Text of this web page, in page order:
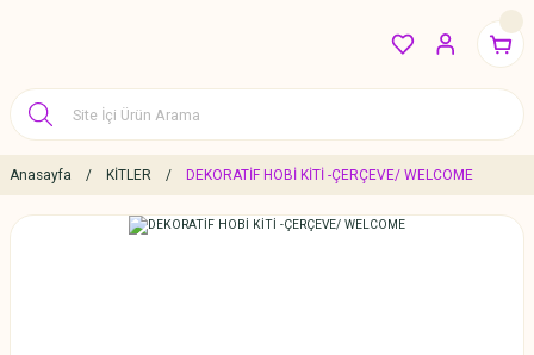
Anasayfa KİTLER DEKORATİF HOBİ KİTİ -ÇERÇEVE/ WELCOME